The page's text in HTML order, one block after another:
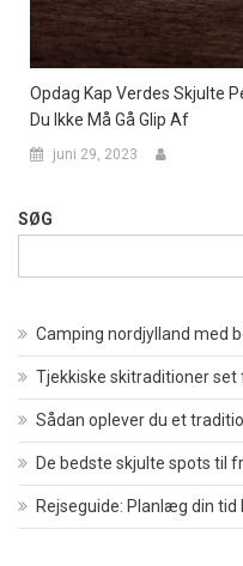
Opdag Kap Verdes Skjulte
Du Ikke Må Gå Glip Af
juni 29, 2023
SØG
Camping nordjylland med
Tjekkiske skitraditioner set
Sådan oplever du et
De bedste skjulte spots til
Rejseguide: Planlæg din